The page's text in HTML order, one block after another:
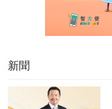
新聞